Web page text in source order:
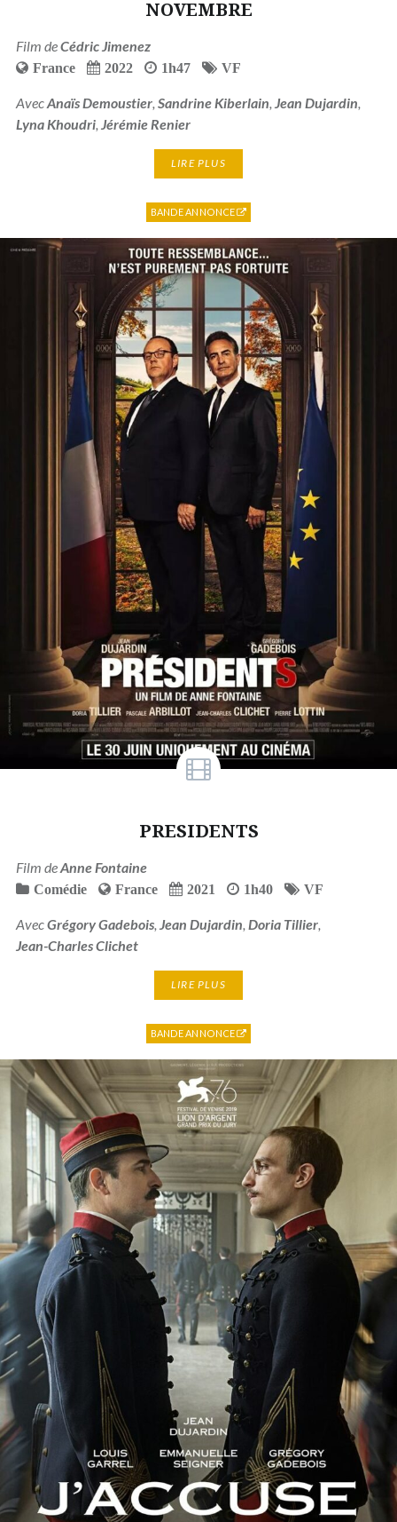
NOVEMBRE
Film deCédric Jimenez
France 2022 1h47 VF
AvecAnaïs Demoustier, Sandrine Kiberlain, Jean Dujardin,
Lyna Khoudri, Jérémie Renier
LIRE PLUS
BANDE ANNONCE
PRESIDENTS
Film deAnne Fontaine
Comédie France 2021 1h40 VF
AvecGrégory Gadebois, Jean Dujardin Doria Tillier,
Jean-Charles Clichet
LIRE PLUS
BANDE ANNONCE